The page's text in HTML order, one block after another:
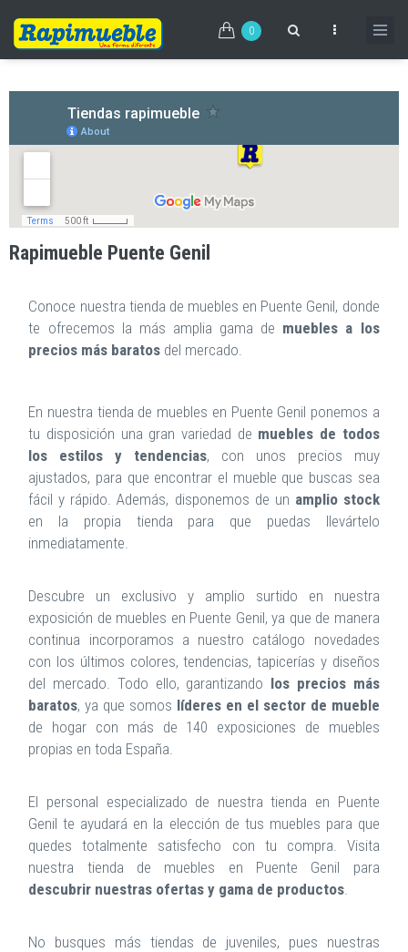
contenido
0
Rapimueble Puente Genil
Conoce nuestra tienda de muebles en Puente Genil, donde
te ofrecemos la más amplia gama de muebles a los
precios más baratos del mercado.
En nuestra tienda de muebles en Puente Genil ponemos a
tu disposición una gran variedad de muebles de todos
los estilos y tendencias, con unos precios muy
ajustados, para que encontrar el mueble que buscas sea
fácil y rápido. Además, disponemos de un amplio stock
en la propia tienda para que puedas llevártelo
inmediatamente.
Descubre un exclusivo y amplio surtido en nuestra
exposición de muebles en Puente Genil, ya que de manera
continua incorporamos a nuestro catálogo novedades
con los últimos colores, tendencias, tapicerías y diseños
del mercado. Todo ello, garantizando los precios más
baratos, ya que somos líderes en el sector de mueble
de hogar con más de 140 exposiciones de muebles
propias en toda España.
El personal especializado de nuestra tienda en Puente
Genil te ayudará en la elección de tus muebles para que
quedes totalmente satisfecho con tu compra. Visita
nuestra tienda de muebles en Puente Genil para
descubrir nuestras ofertas y gama de productos.
No busques más tiendas de juveniles, pues nuestras